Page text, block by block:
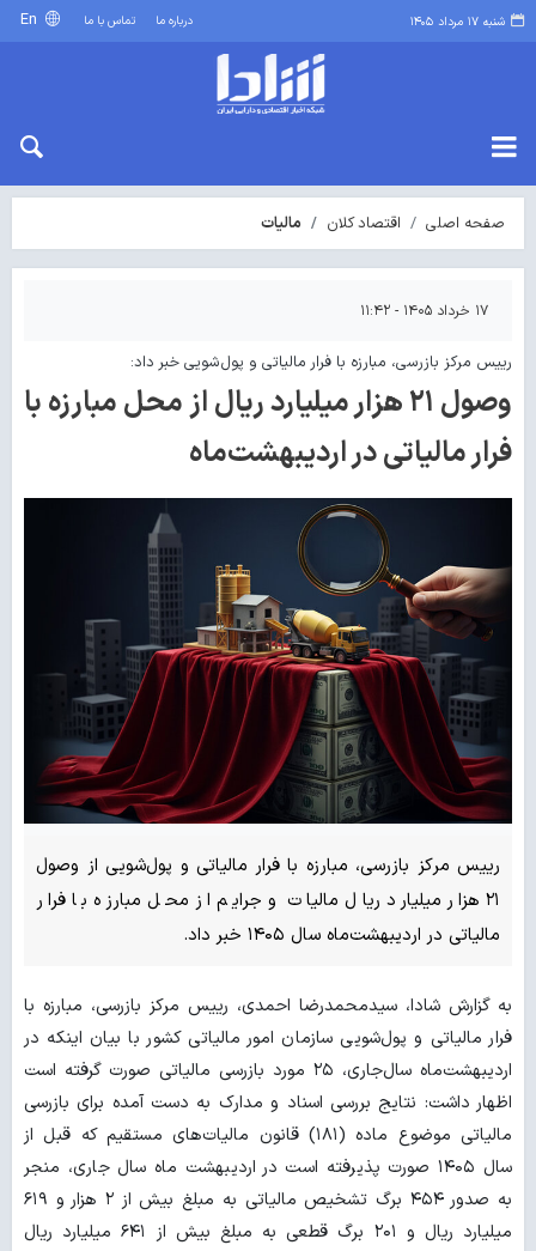
شنبه ۱۷ مرداد ۱۴۰۵ درباره ما تماس با ما
صفحه اصلی اقتصاد کلان مالیات
۱۷ خرداد ۱۴۰۵ - ۱۱:۴۲
رییس مرکز بازرسی، مبارزه با فرار مالیاتی و پول‌شویی خبر داد:
وصول ۲۱ هزار میلیارد ریال از محل مبارزه با
فرار مالیاتی در اردیبهشت‌ماه
رییس مرکز بازرسی، مبارزه با فرار مالیاتی و پول‌شویی از وصول
۲۱ هزار میلیارد ریال مالیات و جرایم از محل مبارزه با فرار
مالیاتی در اردیبهشت‌ماه سال‌ ۱۴۰۵ خبر داد.
به گزارش شادا، سیدمحمدرضا احمدی، رییس مرکز بازرسی، مبارزه با
فرار مالیاتی و پول‌شویی سازمان امور مالیاتی کشور با بیان اینکه در
اردیبهشت‌ماه سال‌جاری، ۲۵ مورد بازرسی مالیاتی صورت گرفته است
اظهار داشت: نتایج بررسی اسناد و مدارک به دست آمده برای بازرسی
مالیاتی موضوع ماده (۱۸۱) قانون مالیات‌های مستقیم که قبل از
سال ۱۴۰۵ صورت پذیرفته است در اردیبهشت ماه سال جاری، منجر
به صدور ۴۵۴ برگ تشخیص مالیاتی به مبلغ بیش از ۲ هزار و ۶۱۹
میلیارد ریال و ۲۰۱ برگ قطعی به مبلغ بیش از ۶۴۱ میلیارد ریال